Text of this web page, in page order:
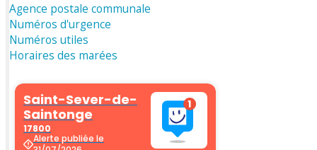
Agence postale communale
Numéros d'urgence
Numéros utiles
Horaires des marées